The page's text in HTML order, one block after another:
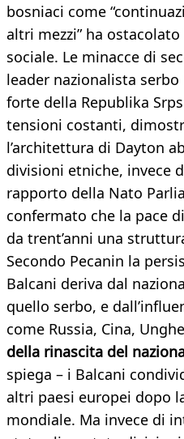
bosniaci come
altri mezzi” ha
sociale. Le minacce di
leader nazionalista
forte della Republika
tensioni costanti,
l’architettura di Dayton
divisioni etniche, invece
rapporto della Nato
confermato che la pace
da trent’anni una
Secondo Pecanin la
Balcani deriva dal
quello serbo, e
come Russia, Cina,
della rinascita del
spiega – i Balcani
altri paesi europei dopo
mondiale. Ma invece di